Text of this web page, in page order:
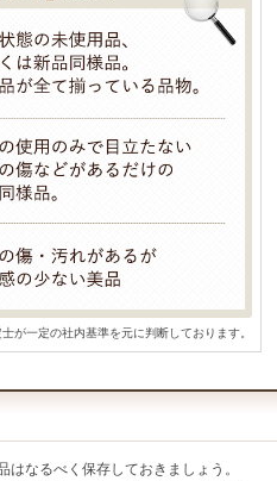
が一定の社内基準を元に判断しております。
はなるべく保存しておきましょう。